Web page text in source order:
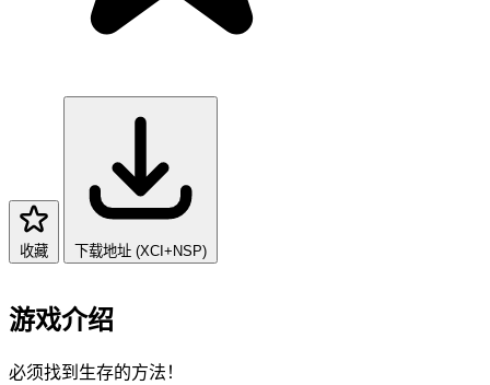
收藏 下载地址 (XCI+NSP)
游戏介绍
必须找到生存的方法！